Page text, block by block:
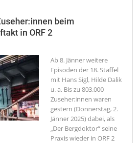
beim
in ORF 2
Ab 8. Jänner weitere
Episoden der 18. Staffel
mit Hans Sigl, Hilde Dalik
u. a. Bis zu 803.000
Zuseher:innen waren
gestern (Donnerstag, 2.
Jänner 2025) dabei, als
„Der Bergdoktor“ seine
Praxis wieder in ORF 2